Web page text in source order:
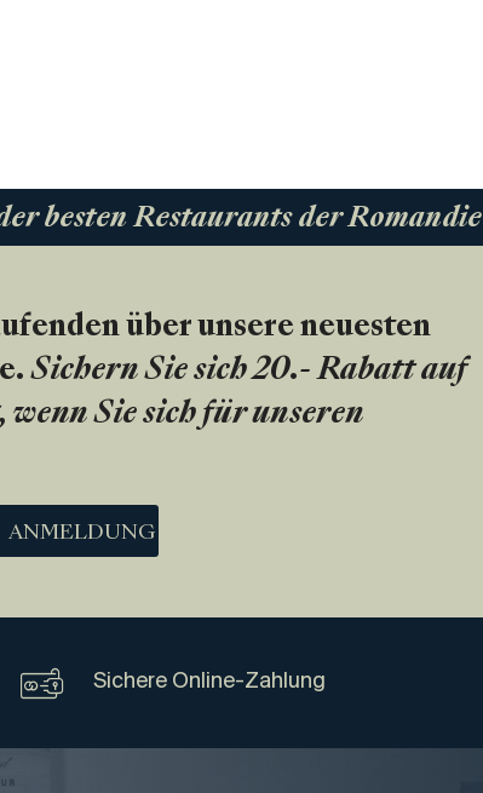
besten Restaurants der Romandie
über unsere neuesten
Sichern Sie sich 20.- Rabatt auf
Sie sich für unseren
ANMELDUNG
Sichere Online-Zahlung